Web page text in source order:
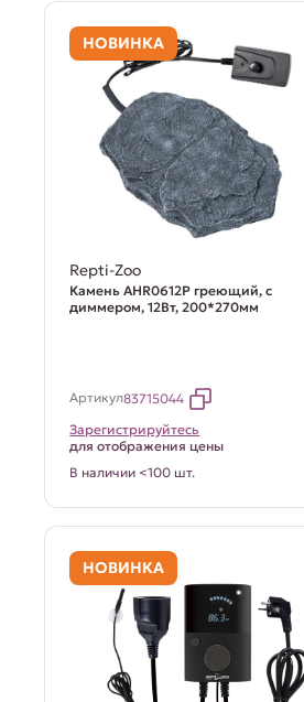
НОВИНКА
Repti-Zoo
Камень AHR0612P греющий, с
диммером, 12Вт, 200*270мм
Артикул83715044
Зарегистрируйтесь
для отображения цены
В наличии <100 шт.
НОВИНКА